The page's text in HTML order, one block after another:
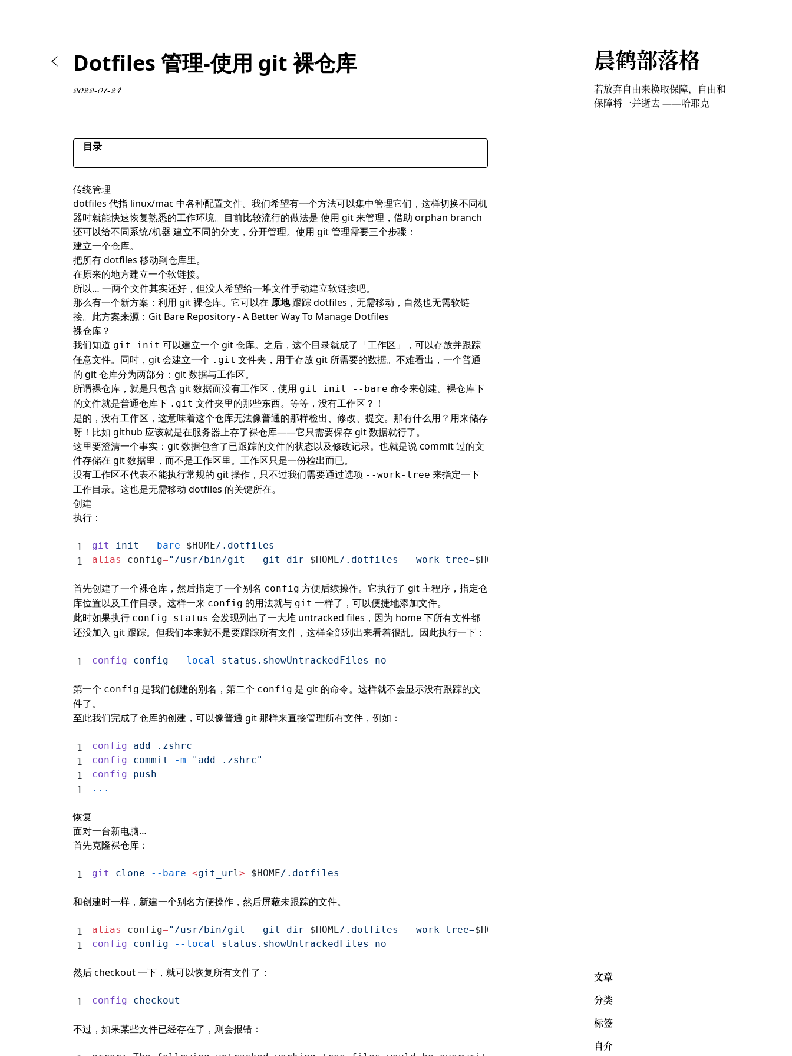
晨鹤部落格
若放弃自由来换取保障，自由和
保障将一并逝去 ——哈耶克
文章
分类
标签
自介
Dotfiles 管理-使用 git 裸仓库
2022-01-24
目录
裸仓库？
创建
恢复
传统管理
dotfiles 代指 linux/mac 中各种配置文件。我们希望有一个方法可以集中管理它们，这样切换不同机
器时就能快速恢复熟悉的工作环境。目前比较流行的做法是 使用 git 来管理 ，借助 orphan branch
还可以给不同系统/机器 建立不同的分支，分开管理。使用 git 管理需要三个步骤：
建立一个仓库。
把所有 dotfiles 移动到仓库里。
在原来的地方建立一个软链接。
所以… 一两个文件其实还好，但没人希望给一堆文件手动建立软链接吧。
那么有一个新方案：利用 git 裸仓库。它可以在 原地跟踪 dotfiles，无需移动，自然也无需软链
接。此方案来源： Git Bare Repository - A Better Way To Manage Dotfiles
裸仓库？
我们知道 git init 可以建立一个 git 仓库。之后，这个目录就成了「工作区」，可以存放并跟踪
任意文件。同时，git 会建立一个 .git 文件夹，用于存放 git 所需要的数据。不难看出，一个普通
的 git 仓库分为两部分：git 数据与工作区。
所谓裸仓库，就是只包含 git 数据而没有工作区，使用 git init --bare 命令来创建。裸仓库下
的文件就是普通仓库下 .git 文件夹里的那些东西。等等，没有工作区？！
是的，没有工作区，这意味着这个仓库无法像普通的那样检出、修改、提交。那有什么用？用来储存
呀！比如 github 应该就是在服务器上存了裸仓库——它只需要保存 git 数据就行了。
这里要澄清一个事实：git 数据包含了已跟踪的文件的状态以及修改记录。也就是说 commit 过的文
件存储在 git 数据里，而不是工作区里。工作区只是一份检出而已。
没有工作区不代表不能执行常规的 git 操作，只不过我们需要通过选项 --work-tree 来指定一下
工作目录。这也是无需移动 dotfiles 的关键所在。
创建
执行：
git init --bare $HOME/.dotfiles
alias
config="/usr/bin/git --git-dir $HOME/.dotfiles --work-tree=$HOME
首先创建了一个裸仓库，然后指定了一个别名 config 方便后续操作。它执行了 git 主程序，指定仓
库位置以及工作目录。这样一来 config 的用法就与 git 一样了，可以便捷地添加文件。
此时如果执行 config status 会发现列出了一大堆 untracked files，因为 home 下所有文件都
还没加入 git 跟踪。但我们本来就不是要跟踪所有文件，这样全部列出来看着很乱。因此执行一下：
config config --local status.showUntrackedFiles no
第一个 config 是我们创建的别名，第二个 config 是 git 的命令。这样就不会显示没有跟踪的文
件了。
至此我们完成了仓库的创建，可以像普通 git 那样来直接管理所有文件，例如：
config add .zshrc
config commit -m "add .zshrc"
config push
...
恢复
面对一台新电脑…
首先克隆裸仓库：
git clone --bare <git_url > $HOME/.dotfiles
和创建时一样，新建一个别名方便操作，然后屏蔽未跟踪的文件。
alias config="/usr/bin/git --git-dir $HOME/.dotfiles --work-tree=$HOME
config config --local status.showUntrackedFiles no
然后 checkout 一下，就可以恢复所有文件了：
config checkout
不过，如果某些文件已经存在了，则会报错：